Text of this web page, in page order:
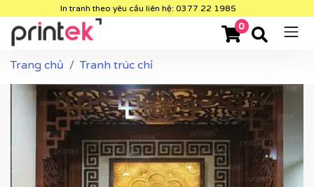
In tranh theo yêu cầu liên hệ: 0377 22 1985
0
Trang chủ Tranh trúc chỉ